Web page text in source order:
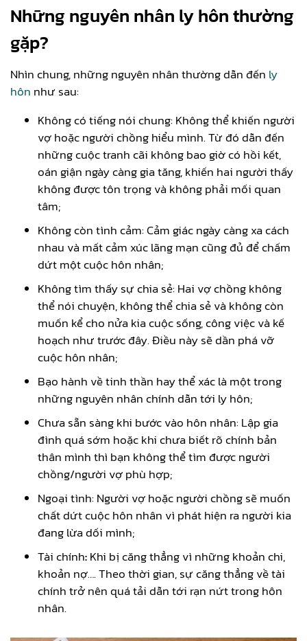
Những nguyên nhân ly hôn thường
gặp?
Nhìn chung, những nguyên nhân thường dẫn đến ly
hôn như sau:
Không có tiếng nói chung: Không thể khiến người
vợ hoặc người chồng hiểu mình. Từ đó dẫn đến
những cuộc tranh cãi không bao giờ có hồi kết,
oán giận ngày càng gia tăng, khiến hai người thấy
không được tôn trọng và không phải mối quan
tâm;
Không còn tình cảm: Cảm giác ngày càng xa cách
nhau và mất cảm xúc lãng mạn cũng đủ để chấm
dứt một cuộc hôn nhân;
Không tìm thấy sự chia sẻ: Hai vợ chồng không
thể nói chuyện, không thể chia sẻ và không còn
muốn kể cho nửa kia cuộc sống, công việc và kế
hoạch như trước đây. Điều này sẽ dần phá vỡ
cuộc hôn nhân;
Bạo hành về tinh thần hay thể xác là một trong
những nguyên nhân chính dẫn tới ly hôn;
Chưa sẵn sàng khi bước vào hôn nhân: Lập gia
đình quá sớm hoặc khi chưa biết rõ chính bản
thân mình thì bạn không thể tìm được người
chồng/người vợ phù hợp;
Ngoại tình: Người vợ hoặc người chồng sẽ muốn
chất dứt cuộc hôn nhân vì phát hiện ra người kia
đang lừa dối mình;
Tài chính:Khi bị căng thẳng vì những khoản chi,
khoản nợ…. Theo thời gian, sự căng thẳng về tài
chính trở nên quá tải dẫn tới rạn nứt trong hôn
nhân.